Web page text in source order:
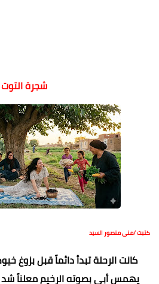
شجرة التوت
كتبت /منى منصور السيد